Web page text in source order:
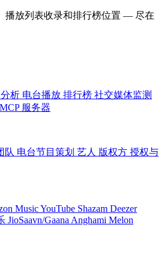
播放列表收录和排行榜位置 — 尽在
析 电台播放 排行榜 社交媒体监测
MCP 服务器
队 电台节目策划 艺人 版权方 授权与
MusicYouTube Shazam Deezer
JioSaavn/Gaana Anghami Melon